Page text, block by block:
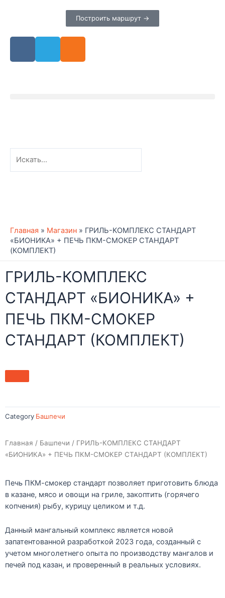
Построить маршрут →
Главная » Магазин » ГРИЛЬ-КОМПЛЕКС СТАНДАРТ
«БИОНИКА» + ПЕЧЬ ПКМ-СМОКЕР СТАНДАРТ
(КОМПЛЕКТ)
ГРИЛЬ-КОМПЛЕКС
СТАНДАРТ «БИОНИКА» +
ПЕЧЬ ПКМ-СМОКЕР
СТАНДАРТ (КОМПЛЕКТ)
Category Башпечи
Главная / Башпечи / ГРИЛЬ-КОМПЛЕКС СТАНДАРТ
«БИОНИКА» + ПЕЧЬ ПКМ-СМОКЕР СТАНДАРТ (КОМПЛЕКТ)
Печь ПКМ-смокер стандарт позволяет приготовить блюда
в казане, мясо и овощи на гриле, закоптить (горячего
копчения) рыбу, курицу целиком и т.д.
Данный мангальный комплекс является новой
запатентованной разработкой 2023 года, созданный с
учетом многолетнего опыта по производству мангалов и
печей под казан, и проверенный в реальных условиях.